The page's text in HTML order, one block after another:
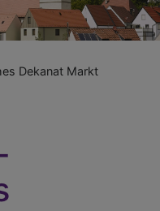
Dekanat Markt